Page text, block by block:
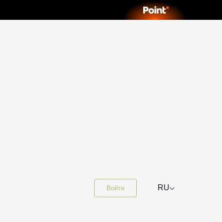
Войти RU⌵